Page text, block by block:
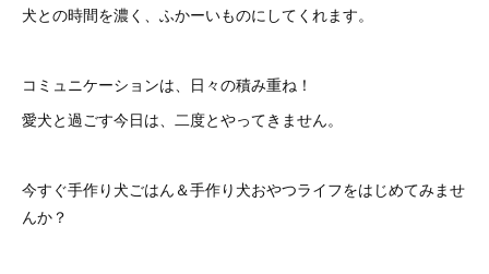
犬との時間を濃く、ふかーいものにしてくれます。
コミュニケーションは、日々の積み重ね！
愛犬と過ごす今日は、二度とやってきません。
今すぐ手作り犬ごはん＆手作り犬おやつライフをはじめてみませ
んか？